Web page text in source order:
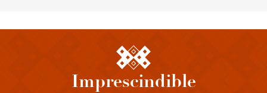
Imprescindible